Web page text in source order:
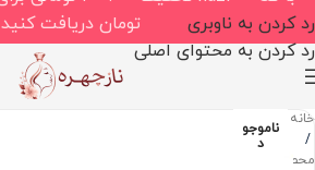
رد کردن به ناوبری
رد کردن به محتوای اصلی
تومان دریافت کنید
خانه
/
محصولات
ناموجو
د